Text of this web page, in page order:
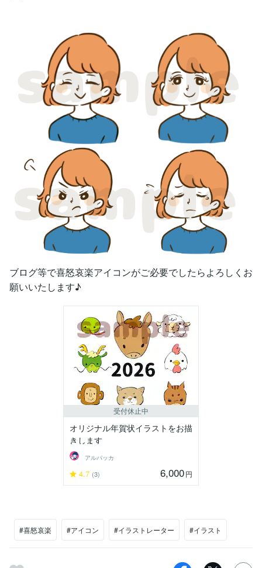
ブログ等で喜怒哀楽アイコンがご必要でしたらよろしくお
願いいたします♪
受付休止中
オリジナル年賀状イラストをお描
きします
アルパッカ
4.7 (3) 6,000円
#喜怒哀楽 #アイコン #イラストレーター #イラスト